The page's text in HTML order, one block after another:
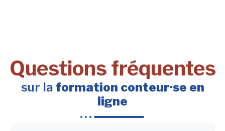
Questions fréquentes
sur la formation conteur·se en
ligne